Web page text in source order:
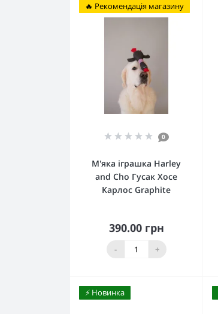
🔥 Рекомендація магазину
0
М'яка іграшка Harley
and Cho Гусак Хосе
Карлос Graphite
390.00 грн
- +
Купити
⚡️ Новинка